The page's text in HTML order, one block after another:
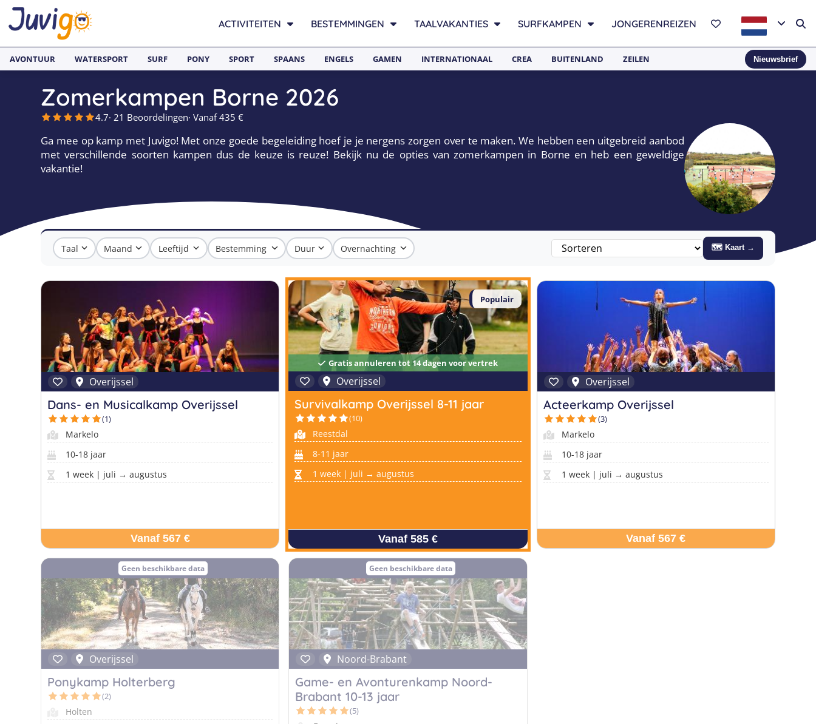
ACTIVITEITEN BESTEMMINGEN TAALVAKANTIES SURFKAMPEN JONGERENREIZEN
AVONTUUR WATERSPORT SURF PONY SPORT SPAANS ENGELS GAMEN INTERNATIONAAL CREA BUITENLAND ZEILEN Nieuwsbrief
Zomerkampen Borne 2026
4.7· 21 Beoordelingen· Vanaf 435 €
Ga mee op kamp met Juvigo! Met onze goede begeleiding hoef je je nergens zorgen over te maken. We hebben een uitgebreid aanbod
met verschillende soorten kampen dus de keuze is reuze! Bekijk nu de opties van zomerkampen in Borne en heb een geweldige
vakantie!
Taal Maand Leeftijd Bestemming Duur Overnachting 🗺 Kaart →
Overijssel
Dans- en Musicalkamp Overijssel
(1)
Markelo
10-18 jaar
1 week | juli → augustus
Vanaf 567 €
Gratis annuleren tot 14 dagen voor vertrek
Populair
Overijssel
Survivalkamp Overijssel 8-11 jaar
(10)
Reestdal
8-11 jaar
1 week | juli → augustus
Vanaf 585 €
Overijssel
Acteerkamp Overijssel
(3)
Markelo
10-18 jaar
1 week | juli → augustus
Vanaf 567 €
Geen beschikbare data
Overijssel
Ponykamp Holterberg
(2)
Holten
Geen beschikbare data
Noord-Brabant
Game- en Avonturenkamp Noord-
Brabant 10-13 jaar
(5)